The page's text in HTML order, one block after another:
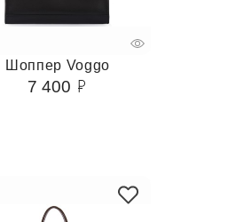
Шоппер Voggo
7 400